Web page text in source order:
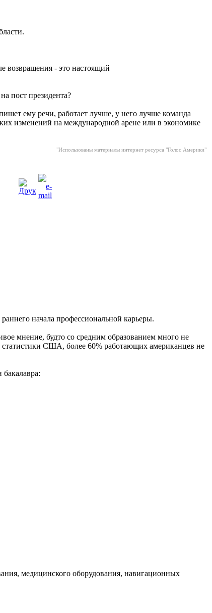
возвращения - это настоящий
пост президента?
ему речи, работает лучше, у него лучше команда
изменений на международной арене или в экономике
"Использованы материалы интернет ресурса "Голос Америки"
начала профессиональной карьеры.
мнение, будто со средним образованием много не
статистики США, более 60% работающих американцев не
медицинского оборудования, навигационных